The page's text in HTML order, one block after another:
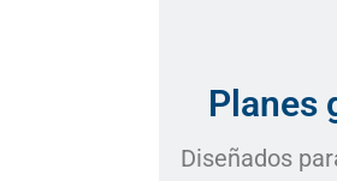
Planes
Diseñados